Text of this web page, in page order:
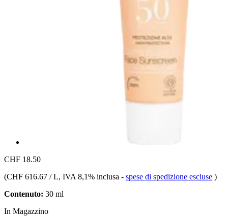
CHF 18.50
(CHF 616.67 / L, IVA 8,1% inclusa - spese di spedizione escluse )
Contenuto: 30 ml
In Magazzino